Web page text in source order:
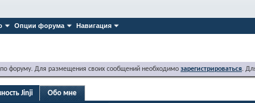
Опции форума Навигация
по форуму. Для размещения своих сообщений необходимо зарегистрироваться.
Jinji Обо мне